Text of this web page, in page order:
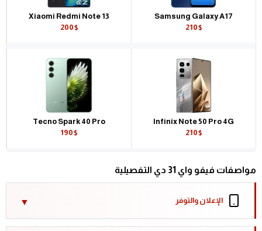
Samsung Galaxy A17
210$
Xiaomi Redmi Note 13
200$
Infinix Note 50 Pro 4G
210$
Tecno Spark 40 Pro
190$
مواصفات فيفو واي 31 دي التفصيلية
الإعلان والتوفر